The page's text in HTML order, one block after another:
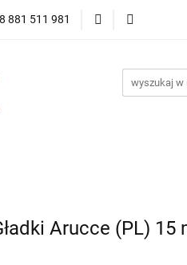
881 511 981
NOWOŚCI
Arucce (PL)